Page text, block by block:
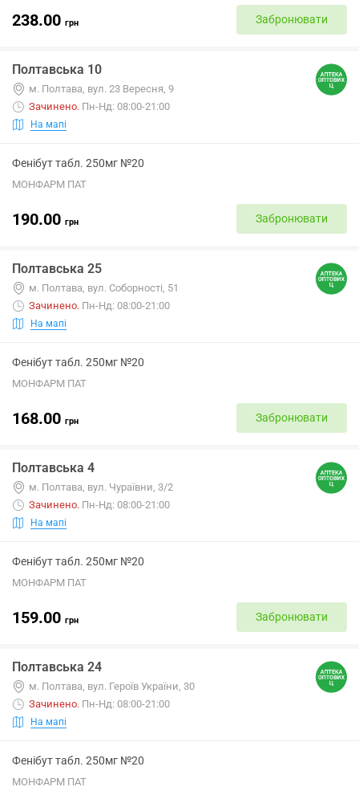
238.00 грн Забронювати
Полтавська 10
м. Полтава, вул. 23 Вересня, 9
Зачинено. Пн-Нд: 08:00-21:00
На мапі
Фенібут табл. 250мг №20
МОНФАРМ ПАТ
190.00 грн Забронювати
Полтавська 25
м. Полтава, вул. Соборності, 51
Зачинено. Пн-Нд: 08:00-21:00
На мапі
Фенібут табл. 250мг №20
МОНФАРМ ПАТ
168.00 грн Забронювати
Полтавська 4
м. Полтава, вул. Чураївни, 3/2
Зачинено. Пн-Нд: 08:00-21:00
На мапі
Фенібут табл. 250мг №20
МОНФАРМ ПАТ
159.00 грн Забронювати
Полтавська 24
м. Полтава, вул. Героїв України, 30
Зачинено. Пн-Нд: 08:00-21:00
На мапі
Фенібут табл. 250мг №20
МОНФАРМ ПАТ